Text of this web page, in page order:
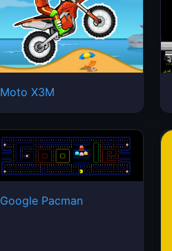
Moto X3M
Google Pacman